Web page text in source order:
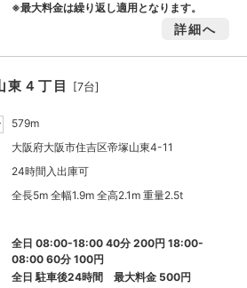
※最大料金は繰り返し適用となります。
詳細へ
東４丁目 [7台]
579m
大阪府大阪市住吉区帝塚山東4-11
24時間入出庫可
全長5m 全幅1.9m 全高2.1m 重量2.5t
全日 08:00-18:00 40分 200円 18:00-
08:00 60分 100円
全日 駐車後24時間 最大料金 500円